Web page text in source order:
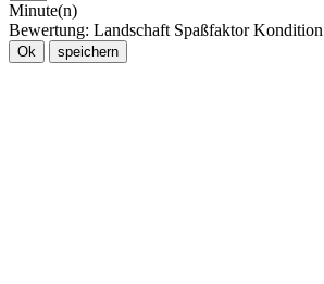
Minute(n)
Bewertung: Landschaft Spaßfaktor Kondition
Ok speichern